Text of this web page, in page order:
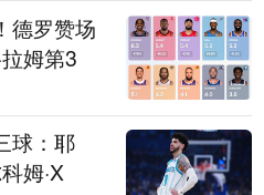
德罗赞场
姆第3
球：耶
姆·X